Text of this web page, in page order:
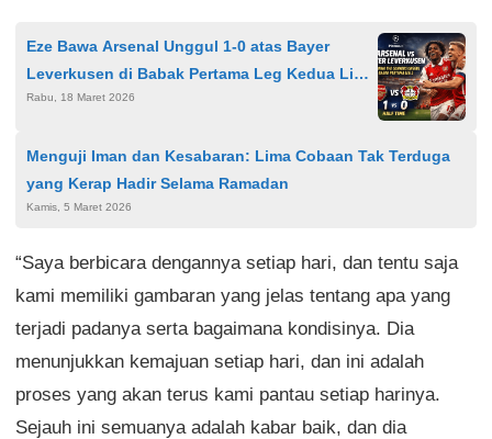
Eze Bawa Arsenal Unggul 1-0 atas Bayer
Leverkusen di Babak Pertama Leg Kedua Liga
Champions
Rabu, 18 Maret 2026
Menguji Iman dan Kesabaran: Lima Cobaan Tak Terduga
yang Kerap Hadir Selama Ramadan
Kamis, 5 Maret 2026
“Saya berbicara dengannya setiap hari, dan tentu saja
kami memiliki gambaran yang jelas tentang apa yang
terjadi padanya serta bagaimana kondisinya. Dia
menunjukkan kemajuan setiap hari, dan ini adalah
proses yang akan terus kami pantau setiap harinya.
Sejauh ini semuanya adalah kabar baik, dan dia